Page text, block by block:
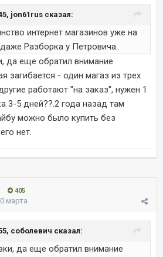
jon61rus сказал:
интернет магазинов уже на
Разборка у Петровича..
да еще обратил внимание
загибается - один магаз из трех
работают "на заказ", нужен 1
3-5 дней??.2 года назад там
можно было купить без
нет.
405
марта
соболевич сказал:
да еще обратил внимание